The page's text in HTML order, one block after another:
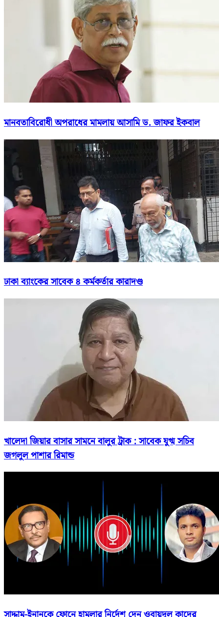
মানবতাবিরোধী অপরাধের মামলায় আসামি ড. জাফর ইকবাল
ঢাকা ব্যাংকের সাবেক ৪ কর্মকর্তার কারাদণ্ড
খালেদা জিয়ার বাসার সামনে বালুর ট্রাক : সাবেক যুগ্ম সচিব
জগলুল পাশার রিমান্ড